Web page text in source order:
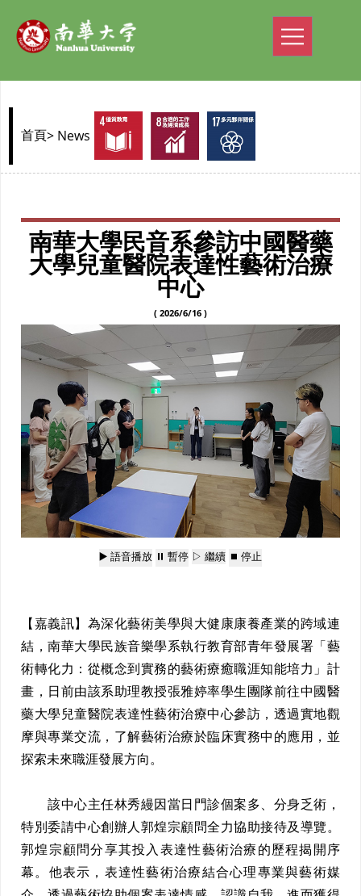
首頁> News
南華大學民音系參訪中國醫藥
大學兒童醫院表達性藝術治療
中心
( 2026/6/16 )
▶️ 語音播放 ⏸️ 暫停 ▷ 繼續 ⏹️ 停止
【嘉義訊】為深化藝術美學與大健康康養產業的跨域連
結，南華大學民族音樂學系執行教育部青年發展署「藝
術轉化力：從概念到實務的藝術療癒職涯知能培力」計
畫，日前由該系助理教授張雅婷率學生團隊前往中國醫
藥大學兒童醫院表達性藝術治療中心參訪，透過實地觀
摩與專業交流，了解藝術治療於臨床實務中的應用，並
探索未來職涯發展方向。
該中心主任林秀縵因當日門診個案多、分身乏術，
特別委請中心創辦人郭煌宗顧問全力協助接待及導覽。
郭煌宗顧問分享其投入表達性藝術治療的歷程揭開序
幕。他表示，表達性藝術治療結合心理專業與藝術媒